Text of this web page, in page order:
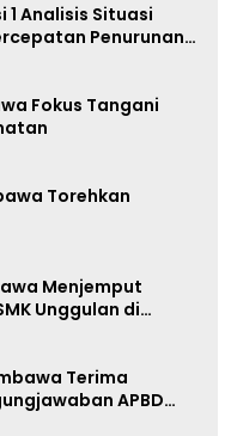
1 Analisis Situasi
Penurunan
Fokus Tangani
Torehkan
Menjemput
Unggulan di
Terima
APBD
Miliar dan